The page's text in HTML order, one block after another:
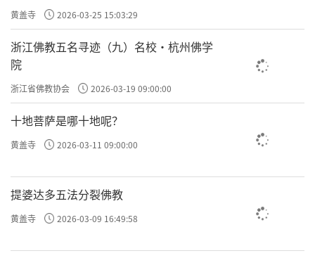
黄盖寺 2026-03-25 15:03:29
浙江佛教五名寻迹（九）名校·杭州佛学
院
浙江省佛教协会 2026-03-19 09:00:00
十地菩萨是哪十地呢？
黄盖寺 2026-03-11 09:00:00
提婆达多五法分裂佛教
黄盖寺 2026-03-09 16:49:58